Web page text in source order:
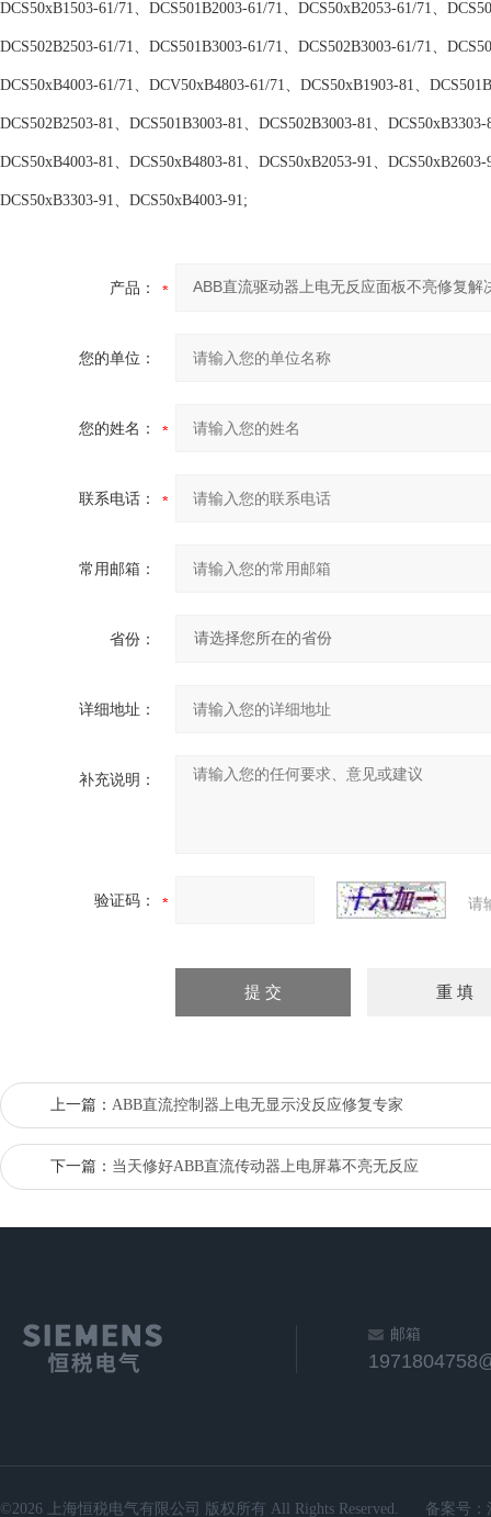
DCS50xB1503-61/71、DCS501B2003-61/71、DCS50xB2053-61/71、
DCS502B2503-61/71、DCS501B3003-61/71、DCS502B3003-61/71、
DCS50xB4003-61/71、DCV50xB4803-61/71、DCS50xB1903-81、
DCS502B2503-81、DCS501B3003-81、DCS502B3003-81、DCS50xB3303-
DCS50xB4003-81、DCS50xB4803-81、DCS50xB2053-91、DCS50xB2603-
DCS50xB3303-91、DCS50xB4003-91;
产品：
您的单位：
您的姓名：
联系电话：
常用邮箱：
省份：
详细地址：
补充说明：
验证码： 请
上一篇： ABB直流控制器上电无显示没反应修复专家
下一篇： 当天修好ABB直流传动器上电屏幕不亮无反应
邮箱
©2026 上海恒税电气有限公司 版权所有 All Rights Reserved. 备案号：